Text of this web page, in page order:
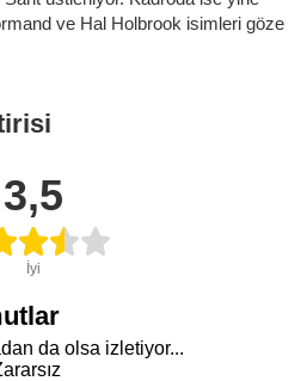
ve Hal Holbrook isimleri göze
3,5
İyi
da olsa izletiyor...